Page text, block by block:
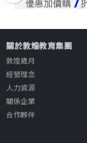
關於敦煌教育集團
敦煌歲月
經營理念
人力資源
關係企業
合作夥伴